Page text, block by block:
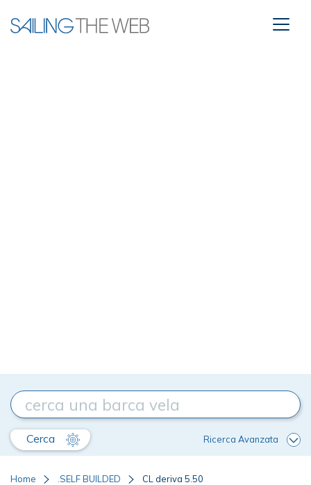
Cerca Ricerca Avanzata
Home .SELF BUILDED CL deriva 5.50